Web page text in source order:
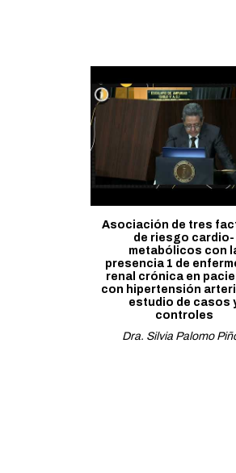
Asociación de tres
de riesgo cardio-
metabólicos con
presencia 1 de
renal crónica en
con hipertensión
estudio de casos
controles
Dra. Silvia Palomo